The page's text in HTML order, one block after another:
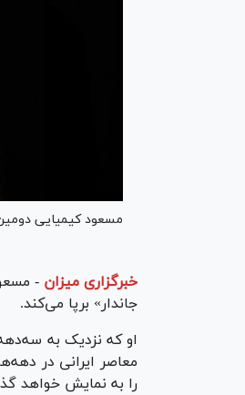
مسعود کیمیایی
خبرگزاری میزان -
جاندار» برپا می‌کند.
او که نزدیک به
معاصر ایرانی در
را به نمایش خواهد